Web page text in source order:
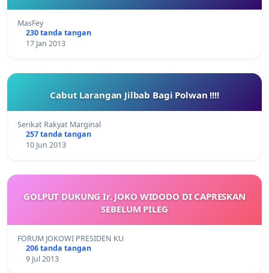
MasFey
230 tanda tangan
17 Jan 2013
Cabut Larangan Jilbab Bagi Polwan !!!!
Serikat Rakyat Marginal
257 tanda tangan
10 Jun 2013
GOLPUT DUKUNG Ir. JOKO WIDODO DI CAPRESKAN
SEBELUM PILEG
FORUM JOKOWI PRESIDEN KU
206 tanda tangan
9 Jul 2013